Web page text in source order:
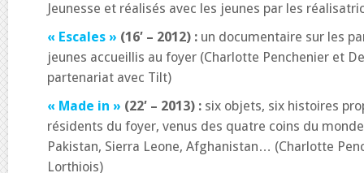
Jeunesse et réalisés avec les jeunes par les
« Escales » (16′ – 2012) : un documentaire sur les
jeunes accueillis au foyer (Charlotte Penchenier et
partenariat avec Tilt)
« Made in » (22′ – 2013) : six objets, six histoires
résidents du foyer, venus des quatre coins du
Pakistan, Sierra Leone, Afghanistan… (Charlotte
Lorthiois)